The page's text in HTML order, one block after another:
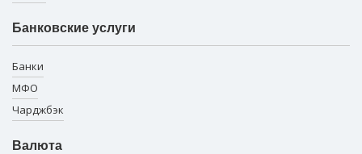
Банковские услуги
Банки
МФО
Чарджбэк
Валюта